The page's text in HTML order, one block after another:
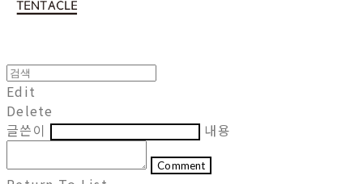
Edit
Delete
글쓴이
내용
Comment